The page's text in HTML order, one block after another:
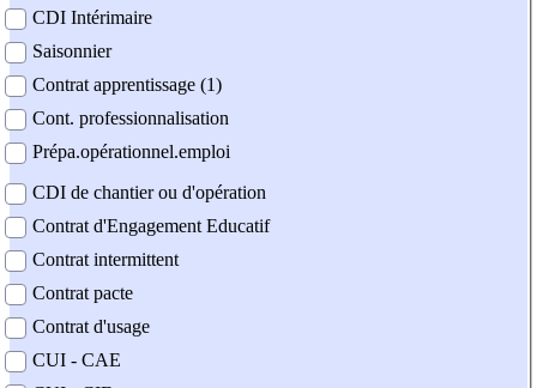
CDI Intérimaire
Saisonnier
Contrat apprentissage (1)
Cont. professionnalisation
Prépa.opérationnel.emploi
CDI de chantier ou d'opération
Contrat d'Engagement Educatif
Contrat intermittent
Contrat pacte
Contrat d'usage
CUI - CAE